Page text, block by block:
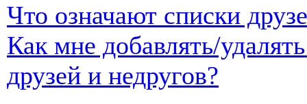
Что означают списки
Как мне добавлять/
друзей и недругов?